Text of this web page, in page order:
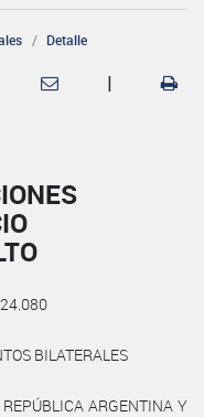
Detalle
|
BILATERALES
REPÚBLICA ARGENTINA Y